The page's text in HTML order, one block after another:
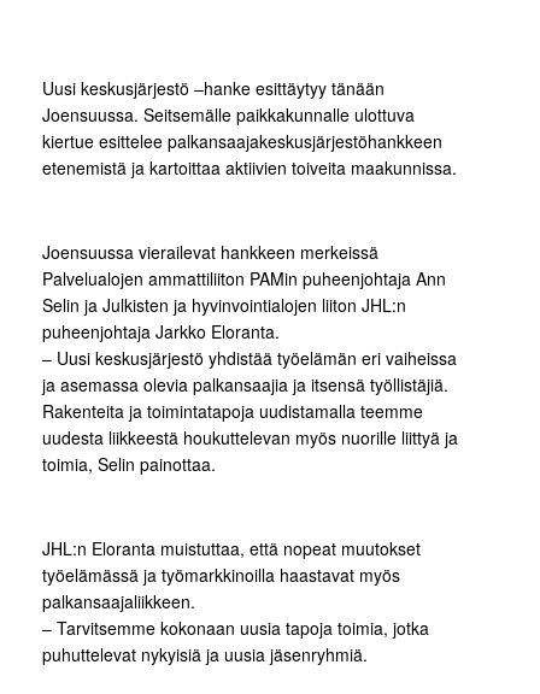
Uusi keskusjärjestö –hanke esittäytyy tänään
Joensuussa. Seitsemälle paikkakunnalle ulottuva
kiertue esittelee palkansaajakeskusjärjestöhankkeen
etenemistä ja kartoittaa aktiivien toiveita maakunnissa.
Joensuussa vierailevat hankkeen merkeissä
Palvelualojen ammattiliiton PAMin puheenjohtaja Ann
Selin ja Julkisten ja hyvinvointialojen liiton JHL:n
puheenjohtaja Jarkko Eloranta.
– Uusi keskusjärjestö yhdistää työelämän eri vaiheissa
ja asemassa olevia palkansaajia ja itsensä työllistäjiä.
Rakenteita ja toimintatapoja uudistamalla teemme
uudesta liikkeestä houkuttelevan myös nuorille liittyä ja
toimia, Selin painottaa.
JHL:n Eloranta muistuttaa, että nopeat muutokset
työelämässä ja työmarkkinoilla haastavat myös
palkansaajaliikkeen.
– Tarvitsemme kokonaan uusia tapoja toimia, jotka
puhuttelevat nykyisiä ja uusia jäsenryhmiä.